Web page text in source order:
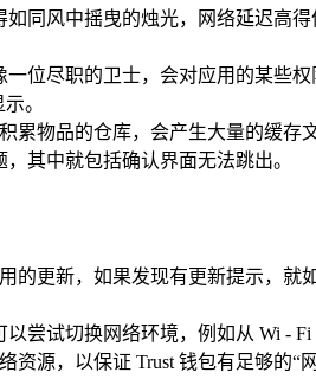
同风中摇曳的烛光，网络延迟高
位尽职的卫士，会对应用的某些
。
累物品的仓库，会产生大量的缓
其中就包括确认界面无法跳出。
的更新，如果发现有更新提示，就
尝试切换网络环境，例如从 Wi -
源，以保证 Trust 钱包有足够的“